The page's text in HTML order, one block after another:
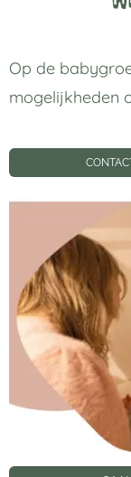
Centrum
Op de
mogelijkheden